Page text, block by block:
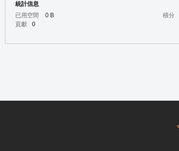
統計信息
已用空間
0 B 積分
貢獻
0